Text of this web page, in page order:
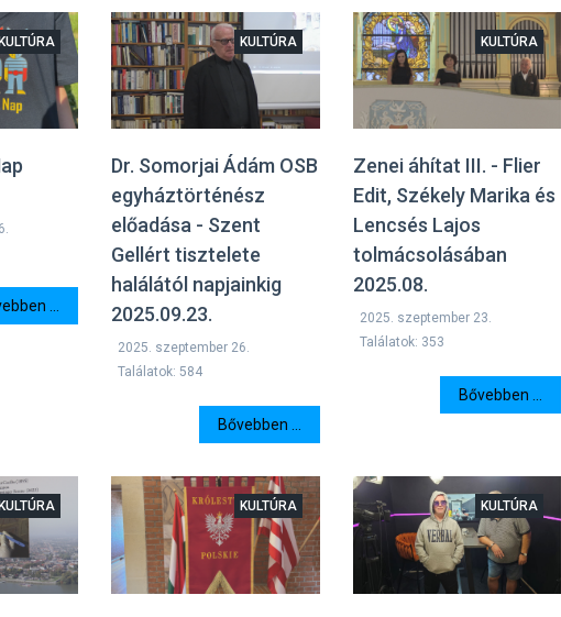
...
Dr. Somorjai Ádám OSB
egyháztörténész
előadása - Szent
Gellért tisztelete
halálától napjainkig
2025.09.23.
KULTÚRA
2025. szeptember 26.
Találatok: 584
Bővebben ...
Zenei áhítat III. - Flier
Edit, Székely Marika és
Lencsés Lajos
tolmácsolásában
2025.08.
KULTÚRA
2025. szeptember 23.
Találatok: 353
Bővebben ...
KULTÚRA KULTÚRA KULTÚRA